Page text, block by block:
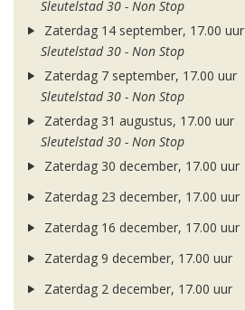
Sleutelstad 30 - Non Stop
Zaterdag 14 september, 17.00 uur
Sleutelstad 30 - Non Stop
Zaterdag 7 september, 17.00 uur
Sleutelstad 30 - Non Stop
Zaterdag 31 augustus, 17.00 uur
Sleutelstad 30 - Non Stop
Zaterdag 30 december, 17.00 uur
Zaterdag 23 december, 17.00 uur
Zaterdag 16 december, 17.00 uur
Zaterdag 9 december, 17.00 uur
Zaterdag 2 december, 17.00 uur